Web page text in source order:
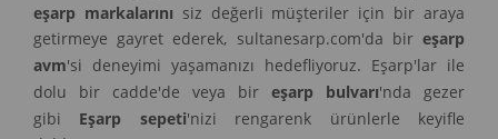
eşarp markalarını siz değerli müşteriler için bir araya
getirmeye gayret ederek, sultanesarp.com'da bir eşarp
avm'si deneyimi yaşamanızı hedefliyoruz. Eşarp'lar ile
dolu bir cadde'de veya bir eşarp bulvarı'nda gezer
gibi Eşarp sepeti'nizi rengarenk ürünlerle keyifle